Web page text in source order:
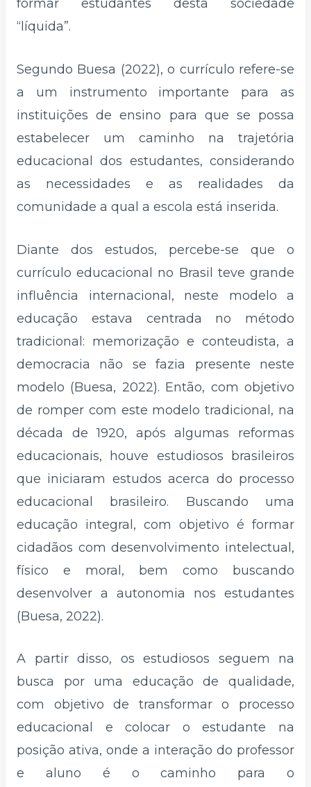
formar estudantes desta sociedade
“líquida”.
Segundo Buesa (2022), o currículo refere-se
a um instrumento importante para as
instituições de ensino para que se possa
estabelecer um caminho na trajetória
educacional dos estudantes, considerando
as necessidades e as realidades da
comunidade a qual a escola está inserida.
Diante dos estudos, percebe-se que o
currículo educacional no Brasil teve grande
influência internacional, neste modelo a
educação estava centrada no método
tradicional: memorização e conteudista, a
democracia não se fazia presente neste
modelo (Buesa, 2022). Então, com objetivo
de romper com este modelo tradicional, na
década de 1920, após algumas reformas
educacionais, houve estudiosos brasileiros
que iniciaram estudos acerca do processo
educacional brasileiro. Buscando uma
educação integral, com objetivo é formar
cidadãos com desenvolvimento intelectual,
físico e moral, bem como buscando
desenvolver a autonomia nos estudantes
(Buesa, 2022).
A partir disso, os estudiosos seguem na
busca por uma educação de qualidade,
com objetivo de transformar o processo
educacional e colocar o estudante na
posição ativa, onde a interação do professor
e aluno é o caminho para o